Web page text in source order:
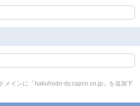
メインに「hakuhodo-dy.capco.co.jp」を追加下